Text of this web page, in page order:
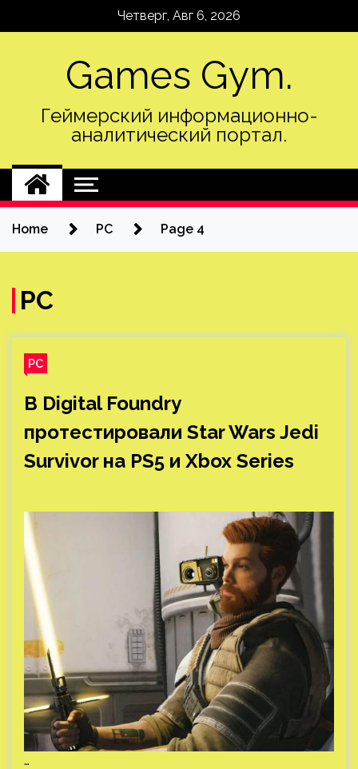
Четверг, Авг 6, 2026
Games Gym.
Геймерский информационно-
аналитический портал.
Home PC Page 4
PC
PC
В Digital Foundry
протестировали Star Wars Jedi
Survivor на PS5 и Xbox Series
…